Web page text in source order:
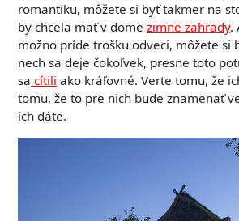
romantiku, môžete si byť takmer na
by chcela mať v dome zimne zahrady.
možno príde trošku odveci, môžete si
nech sa deje čokoľvek, presne toto
sa cítili ako kráľovné. Verte tomu, že
tomu, že to pre nich bude znamenať
ich dáte.